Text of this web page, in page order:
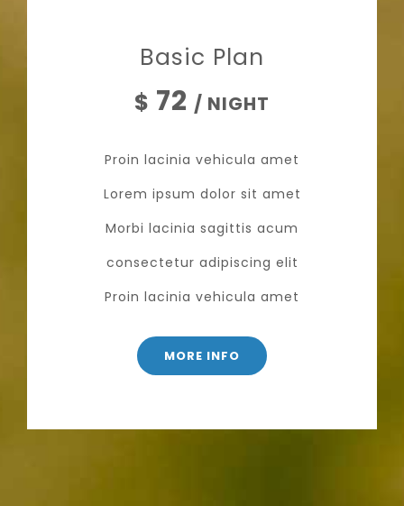
Basic Plan
$ 72 / NIGHT
Proin lacinia vehicula amet
Lorem ipsum dolor sit amet
Morbi lacinia sagittis acum
consectetur adipiscing elit
Proin lacinia vehicula amet
MORE INFO